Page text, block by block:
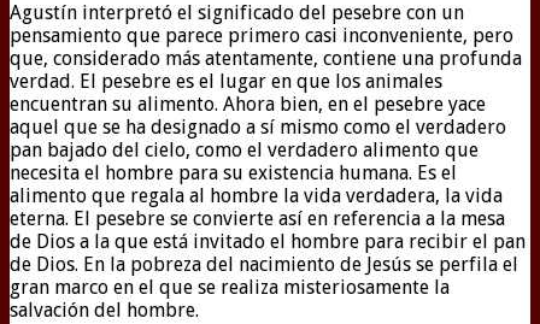
Agustín interpretó el significado del pesebre con un
pensamiento que parece primero casi inconveniente, pero
que, considerado más atentamente, contiene una profunda
verdad. El pesebre es el lugar en que los animales
encuentran su alimento. Ahora bien, en el pesebre yace
aquel que se ha designado a sí mismo como el verdadero
pan bajado del cielo, como el verdadero alimento que
necesita el hombre para su existencia humana. Es el
alimento que regala al hombre la vida verdadera, la vida
eterna. El pesebre se convierte así en referencia a la mesa
de Dios a la que está invitado el hombre para recibir el pan
de Dios. En la pobreza del nacimiento de Jesús se perfila el
gran marco en el que se realiza misteriosamente la
salvación del hombre.